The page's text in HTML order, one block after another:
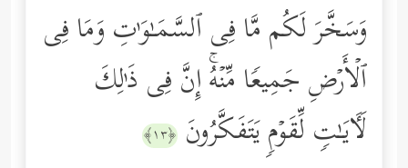
وَسَخَّرَ لَكُم مَّا فِی ٱلسَّمَـٰوَ ٰ⁠تِ وَمَا فِی
ٱلۡأَرۡضِ جَمِیعࣰا مِّنۡهُۚ إِنَّ فِی ذَ ٰ⁠لِكَ
لَـَٔایَـٰتࣲ لِّقَوۡمࣲ یَتَفَكَّرُونَ ﴿١٣﴾